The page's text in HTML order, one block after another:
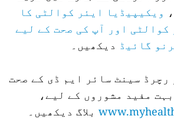
ویکیپیڈیا ایئر کوالٹی کا
کوالٹی اور آپ کی صحت کے لیے
گائیڈ دیکھیں۔
رچرڈ سینٹ سائر ایم ڈی کے صحت
مفید مشوروں کے لیے،
بلاگ دیکھیں۔